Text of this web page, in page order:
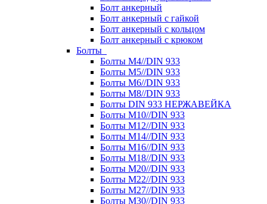
Болт анкерный
Болт анкерный с гайкой
Болт анкерный с кольцом
Болт анкерный с крюком
Болты
Болты М4//DIN 933
Болты М5//DIN 933
Болты М6//DIN 933
Болты М8//DIN 933
Болты DIN 933 НЕРЖАВЕЙКА
Болты М10//DIN 933
Болты М12//DIN 933
Болты М14//DIN 933
Болты М16//DIN 933
Болты М18//DIN 933
Болты М20//DIN 933
Болты М22//DIN 933
Болты М27//DIN 933
Болты М30//DIN 933